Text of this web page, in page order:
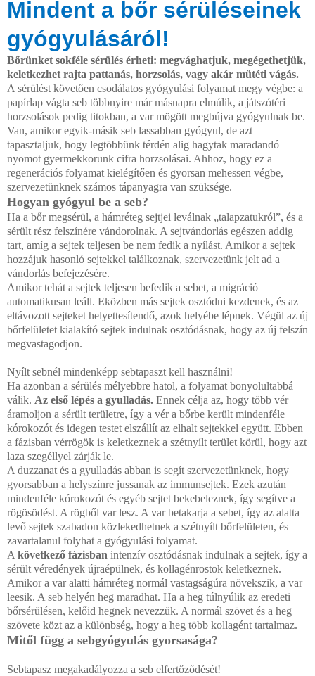
Mindent a bőr sérüléseinek
gyógyulásáról!
Bőrünket sokféle sérülés érheti: megvághatjuk, megéget­hetjük,
keletkezhet rajta pattanás, horzsolás, vagy akár műtéti vágás.
A sérülést követően csodálatos gyógyulási fo­lyamat megy végbe: a
papírlap vágta seb többnyire már más­napra elmúlik, a játszótéri
horzsolások pedig titokban, a var mögött megbújva gyógyulnak be.
Van, amikor egyik-másik seb lassabban gyógyul, de azt
tapasztaljuk, hogy leg­többünk térdén alig hagytak maradandó
nyomot gyermek­korunk cifra horzsolásai. Ahhoz, hogy ez a
regenerációs folyamat kielégítően és gyorsan mehessen végbe,
szerveze­tünknek számos tápanyagra van szüksége.
Hogyan gyógyul be a seb?
Ha a bőr megsérül, a hámréteg sejtjei leválnak „talapzatuk­ról”, és a
sérült rész felszínére vándorolnak. A sejtvándor­lás egészen addig
tart, amíg a sejtek teljesen be nem fedik a nyílást. Amikor a sejtek
hozzájuk hasonló sejtekkel találkoz­nak, szervezetünk jelt ad a
vándorlás befejezésére.
Amikor te­hát a sejtek teljesen befedik a sebet, a migráció
automatiku­san leáll. Eközben más sejtek osztódni kezdenek, és az
eltávo­zott sejteket helyettesítendő, azok helyébe lépnek. Végül az új
bőrfelületet kialakító sejtek indulnak osztódásnak, hogy az új felszín
megvastagodjon.
Nyílt sebnél mindenképp sebtapaszt kell használni!
Ha azonban a sérülés mélyebbre hatol, a folyamat bo­nyolultabbá
válik. Az első lépés a gyulladás. Ennek célja az, hogy több vér
áramoljon a sérült területre, így a vér a bőrbe került mindenféle
kórokozót és idegen testet elszállít az el­halt sejtekkel együtt. Ebben
a fázisban vérrögök is kelet­keznek a szétnyílt terület körül, hogy azt
laza szegéllyel zár­ják le.
A duzzanat és a gyulladás abban is segít szervezetünk­nek, hogy
gyorsabban a helyszínre jussanak az immunsejtek. Ezek azután
mindenféle kórokozót és egyéb sejtet bekebe­leznek, így segítve a
rögösödést. A rögből var lesz. A var beta­karja a sebet, így az alatta
levő sejtek szabadon közlekedhet­nek a szétnyílt bőrfelületen, és
zavartalanul folyhat a gyógy­ulási folyamat.
A következő fázisban intenzív osztódásnak indulnak a sejtek, így a
sérült véredények újraépülnek, és kollagénros­tok keletkeznek.
Amikor a var alatti hámréteg normál vastagságúra növekszik, a var
leesik. A seb helyén heg marad­hat. Ha a heg túlnyúlik az eredeti
bőrsérülésen, kelőid heg­nek nevezzük. A normál szövet és a heg
szövete közt az a kü­lönbség, hogy a heg több kollagént tartalmaz.
Mitől függ a sebgyógyulás gyorsasága?
Sebtapasz megakadályozza a seb elfertőződését!